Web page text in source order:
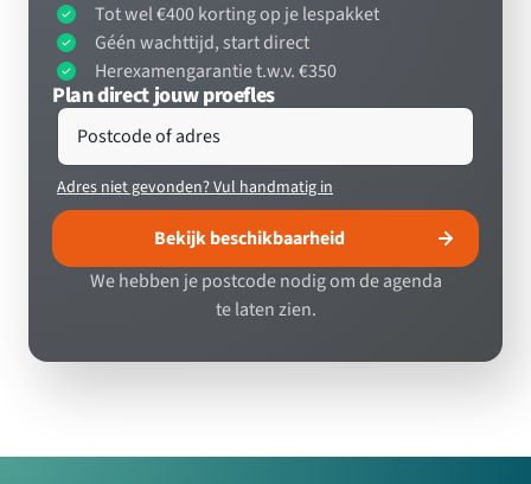
Tot wel €400 korting op je lespakket
Géén wachttijd, start direct
Herexamengarantie t.w.v. €350
Plan direct jouw proefles
Postcode of adres
Adres niet gevonden? Vul handmatig in
Bekijk beschikbaarheid
We hebben je postcode nodig om de agenda
te laten zien.